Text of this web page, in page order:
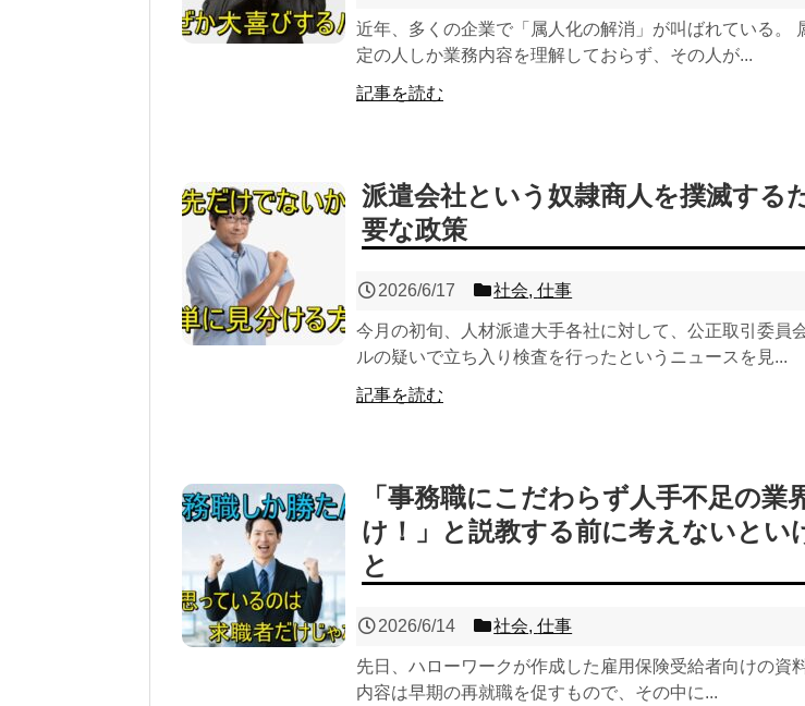
近年、多くの企業で「属人化の解消」が叫ばれている。
定の人しか業務内容を理解しておらず、その人が...
記事を読む
派遣会社という奴隷商人を撲滅する
要な政策
2026/6/17 社会,仕事
今月の初旬、人材派遣大手各社に対して、公正取引委員
ルの疑いで立ち入り検査を行ったというニュースを見...
記事を読む
「事務職にこだわらず人手不足の業
け！」と説教する前に考えないとい
と
2026/6/14 社会,仕事
先日、ハローワークが作成した雇用保険受給者向けの資
内容は早期の再就職を促すもので、その中に...